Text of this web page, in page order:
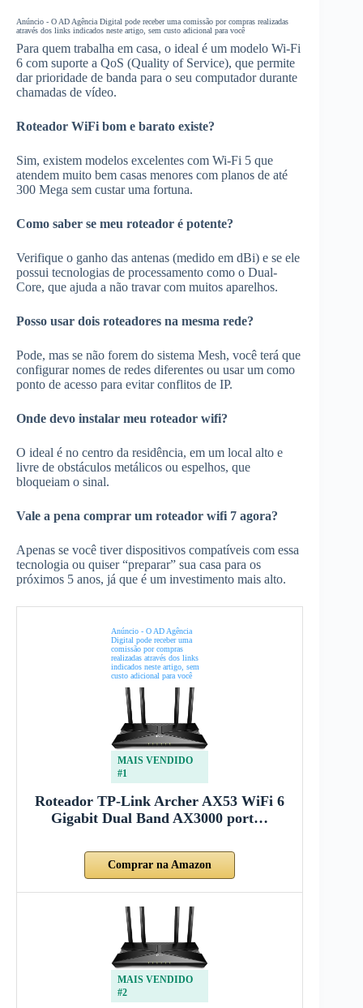
Anúncio - O AD Agência Digital pode receber uma comissão por compras realizadas
através dos links indicados neste artigo, sem custo adicional para você
Para quem trabalha em casa, o ideal é um modelo Wi-Fi
6 com suporte a QoS (Quality of Service), que permite
dar prioridade de banda para o seu computador durante
chamadas de vídeo.
Roteador WiFi bom e barato existe?
Sim, existem modelos excelentes com Wi-Fi 5 que
atendem muito bem casas menores com planos de até
300 Mega sem custar uma fortuna.
Como saber se meu roteador é potente?
Verifique o ganho das antenas (medido em dBi) e se ele
possui tecnologias de processamento como o Dual-
Core, que ajuda a não travar com muitos aparelhos.
Posso usar dois roteadores na mesma rede?
Pode, mas se não forem do sistema Mesh, você terá que
configurar nomes de redes diferentes ou usar um como
ponto de acesso para evitar conflitos de IP.
Onde devo instalar meu roteador wifi?
O ideal é no centro da residência, em um local alto e
livre de obstáculos metálicos ou espelhos, que
bloqueiam o sinal.
Vale a pena comprar um roteador wifi 7 agora?
Apenas se você tiver dispositivos compatíveis com essa
tecnologia ou quiser “preparar” sua casa para os
próximos 5 anos, já que é um investimento mais alto.
Anúncio - O AD Agência
Digital pode receber uma
comissão por compras
realizadas através dos links
indicados neste artigo, sem
custo adicional para você
MAIS VENDIDO
#1
Roteador TP-Link Archer AX53 WiFi 6
Gigabit Dual Band AX3000 port…
Comprar na Amazon
MAIS VENDIDO
#2